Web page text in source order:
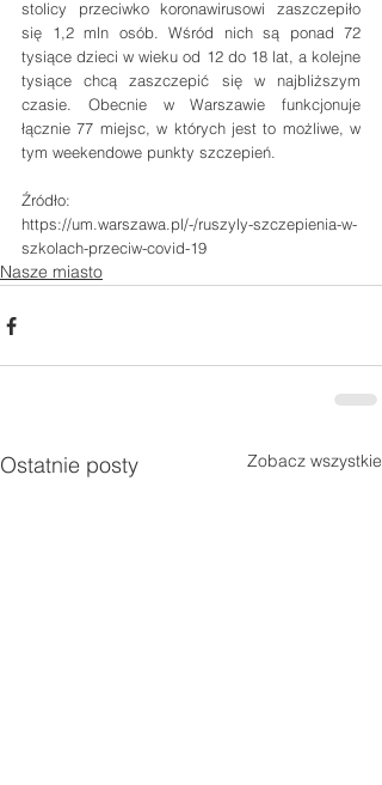
stolicy przeciwko koronawirusowi zaszczepiło
się 1,2 mln osób. Wśród nich są
ponad 72
tysiące dzieci w wieku od 12 do 18 lat, a kolejne
tysiące chcą zaszczepić się w najbliższym
czasie. Obecnie w Warszawie funkcjonuje
łącznie 77 miejsc, w których jest to możliwe, w
tym weekendowe punkty szczepień.
Źródło:
https://um.warszawa.pl/-/ruszyly-szczepienia-w-
szkolach-przeciw-covid-19
Nasze miasto
Ostatnie posty Zobacz wszystkie